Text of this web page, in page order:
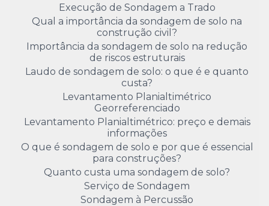
Execução de Sondagem a Trado
Qual a importância da sondagem de solo na
construção civil?
Importância da sondagem de solo na redução
de riscos estruturais
Laudo de sondagem de solo: o que é e quanto
custa?
Levantamento Planialtimétrico
Georreferenciado
Levantamento Planialtimétrico: preço e demais
informações
O que é sondagem de solo e por que é essencial
para construções?
Quanto custa uma sondagem de solo?
Serviço de Sondagem
Sondagem à Percussão